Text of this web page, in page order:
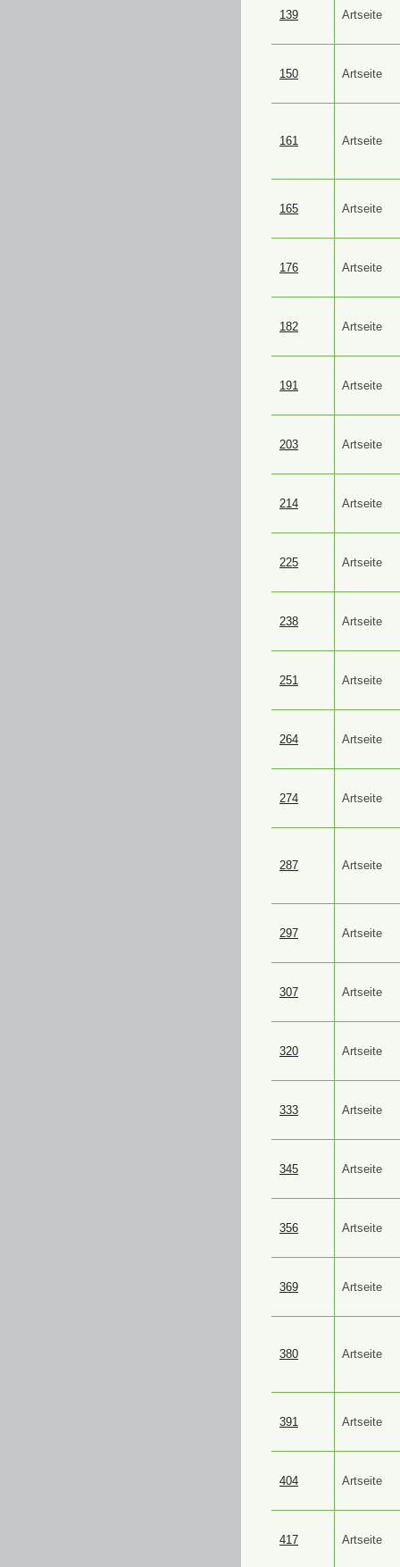
139 Artseite
150 Artseite
161 Artseite
165 Artseite
176 Artseite
182 Artseite
191 Artseite
203 Artseite
214 Artseite
225 Artseite
238 Artseite
251 Artseite
264 Artseite
274 Artseite
287 Artseite
297 Artseite
307 Artseite
320 Artseite
333 Artseite
345 Artseite
356 Artseite
369 Artseite
380 Artseite
391 Artseite
404 Artseite
417 Artseite